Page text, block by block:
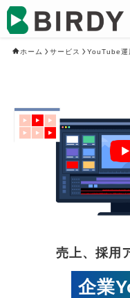
ホーム サービス YouTube運
売上、採用
企業